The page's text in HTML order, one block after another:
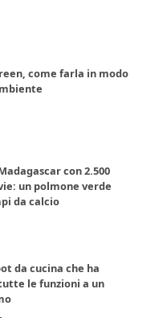
come farla in modo
con 2.500
un polmone verde
da calcio
da cucina che ha
le funzioni a un